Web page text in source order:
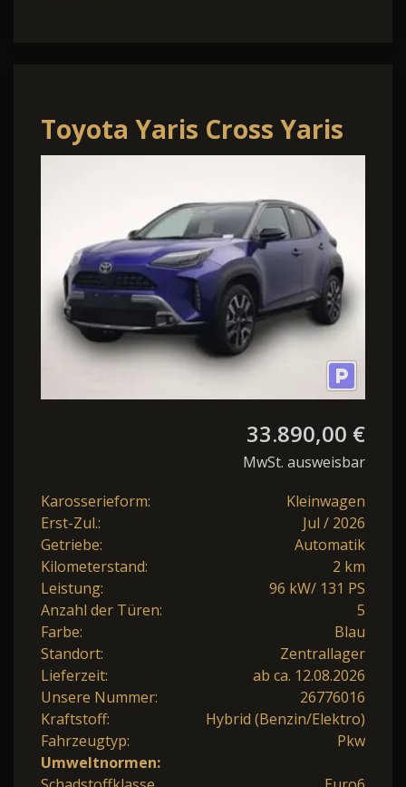
Toyota Yaris Cross Yaris
Cross 1.5-l 130PS HEV
Automatik Style Mat
33.890,00 €
MwSt. ausweisbar
Karosserieform:
Kleinwagen
Erst-Zul.:
Jul / 2026
Getriebe:
Automatik
Kilometerstand:
2 km
Leistung:
96 kW/ 131 PS
Anzahl der Türen:
5
Farbe:
Blau
Standort:
Zentrallager
Lieferzeit:
ab ca. 12.08.2026
Unsere Nummer:
26776016
Kraftstoff:
Hybrid (Benzin/Elektro)
Fahrzeugtyp:
Pkw
Umweltnormen: